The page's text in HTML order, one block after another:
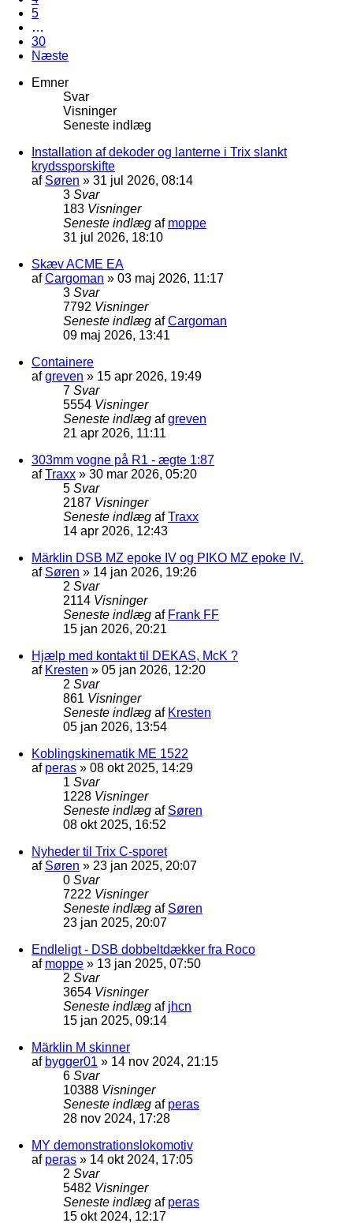
5
…
30
Næste
Emner
Svar
Visninger
Seneste indlæg
Installation af dekoder og lanterne i Trix slankt
krydssporskifte
af Søren » 31 jul 2026, 08:14
3 Svar
183 Visninger
Seneste indlæg af moppe
31 jul 2026, 18:10
Skæv ACME EA
afCargoman » 03 maj 2026, 11:17
3 Svar
7792 Visninger
Seneste indlæg afCargoman
09 maj 2026, 13:41
Containere
afgreven » 15 apr 2026, 19:49
7 Svar
5554 Visninger
Seneste indlæg afgreven
21 apr 2026, 11:11
303mm vogne på R1 - ægte 1:87
afTraxx » 30 mar 2026, 05:20
5 Svar
2187 Visninger
Seneste indlæg afTraxx
14 apr 2026, 12:43
Märklin DSB MZ epoke IV og PIKO MZ epoke IV.
af Søren » 14 jan 2026, 19:26
2 Svar
2114 Visninger
Seneste indlæg af Frank FF
15 jan 2026, 20:21
Hjælp med kontakt til DEKAS, McK ?
af Kresten » 05 jan 2026, 12:20
2 Svar
861 Visninger
Seneste indlæg af Kresten
05 jan 2026, 13:54
Koblingskinematik ME 1522
af peras » 08 okt 2025, 14:29
1 Svar
1228 Visninger
Seneste indlæg af Søren
08 okt 2025, 16:52
Nyheder til Trix C-sporet
af Søren » 23 jan 2025, 20:07
0 Svar
7222 Visninger
Seneste indlæg af Søren
23 jan 2025, 20:07
Endleligt - DSB dobbeltdækker fra Roco
af moppe » 13 jan 2025, 07:50
2 Svar
3654 Visninger
Seneste indlæg af jhcn
15 jan 2025, 09:14
Märklin M skinner
af bygger01 » 14 nov 2024, 21:15
6 Svar
10388 Visninger
Seneste indlæg af peras
28 nov 2024, 17:28
MY demonstrationslokomotiv
af peras » 14 okt 2024, 17:05
2 Svar
5482 Visninger
Seneste indlæg af peras
15 okt 2024, 12:17